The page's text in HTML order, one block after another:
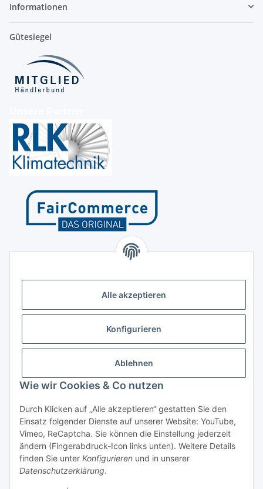
Alle akzeptieren
Konfigurieren
Ablehnen
Wie wir Cookies & Co nutzen
Durch Klicken auf „Alle akzeptieren“ gestatten Sie den
Einsatz folgender Dienste auf unserer Website: YouTube,
Vimeo, ReCaptcha. Sie können die Einstellung jederzeit
ändern (Fingerabdruck-Icon links unten). Weitere Details
finden Sie unter Konfigurieren und in unserer
Datenschutzerklärung.
Informationen
Gütesiegel
Finden Sie uns auf Google Maps
Widerrufsbutton